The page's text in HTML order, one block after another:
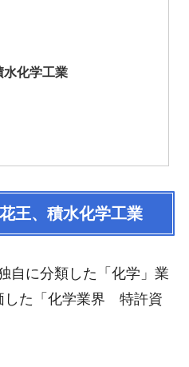
化学工業
王、積水化学工業
自に分類した「化学」業
した「化学業界 特許資